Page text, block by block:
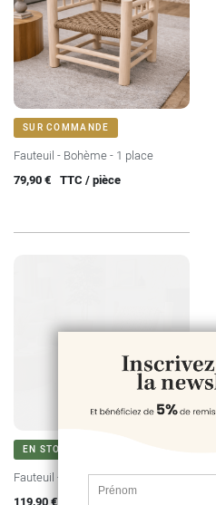
SUR COMMANDE
Fauteuil - Bohème - 1 place
Prix
79,90 € TTC / pièce
EN STOCK
Fauteuil - Bohème II
Prix
119,90 €